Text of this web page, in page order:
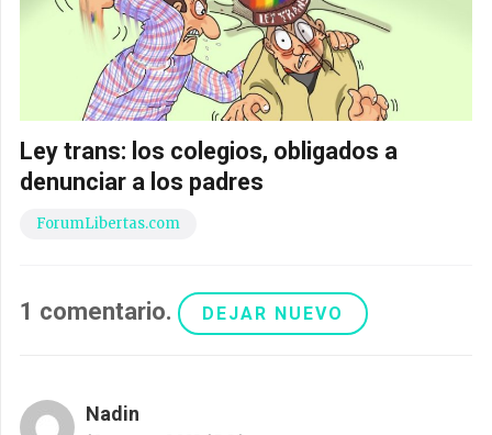
Ley trans: los colegios, obligados a
denunciar a los padres
ForumLibertas.com
1 comentario. DEJAR NUEVO
Nadin